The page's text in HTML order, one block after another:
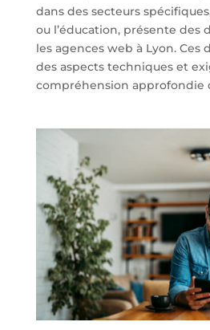
dans des secteurs
ou l’éducation, présente des
les agences web à Lyon. Ces
des aspects techniques et
compréhension approfondie